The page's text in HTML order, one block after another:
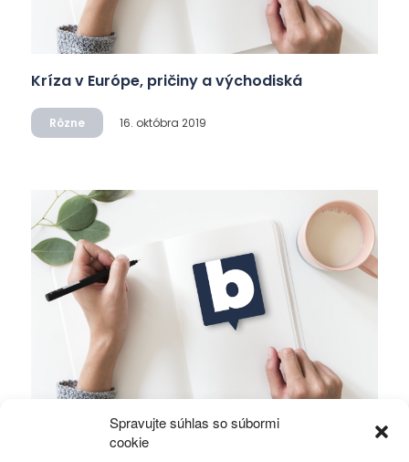
Spravujte súhlas so súbormi
cookie
Kríza v Európe, pričiny a východiská
Rôzne 16. októbra 2019
Alawiti v Sýrii bojujú o holé prežitie